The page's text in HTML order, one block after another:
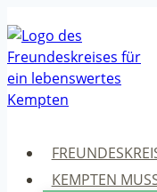
Inhalt
springen
KEMPTEN